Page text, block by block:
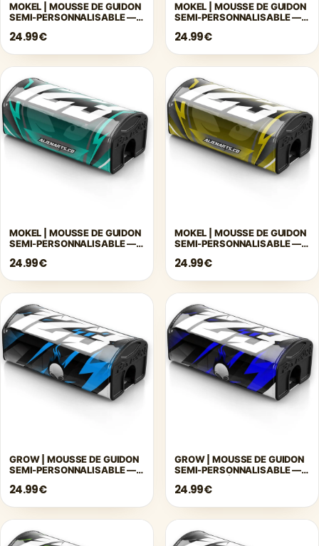
MOKEL | MOUSSE DE GUIDON
SEMI-PERSONNALISABLE —
24.99€
MOKEL | MOUSSE DE GUIDON
SEMI-PERSONNALISABLE —
24.99€
MOKEL | MOUSSE DE GUIDON
SEMI-PERSONNALISABLE —
24.99€
MOKEL | MOUSSE DE GUIDON
SEMI-PERSONNALISABLE —
24.99€
GROW | MOUSSE DE GUIDON
SEMI-PERSONNALISABLE —
24.99€
GROW | MOUSSE DE GUIDON
SEMI-PERSONNALISABLE —
24.99€